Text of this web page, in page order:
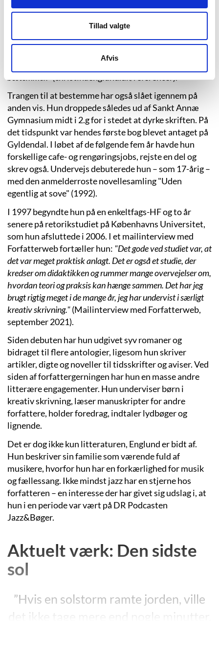
Tillad valgte
Afvis
ikke skete i normale sommerferier.
På sin hjemmeside fortæller hun:
huske, har jeg bokset med skriften. Bokset – men også nydt
at forsvinde ind i fortællingens og fantasiens rum, hvor det
bestemmer."(christinaenglund.dk/referencer).
Trangen til at bestemme har også slået igennem på
anden vis. Hun droppede således ud af Sankt Annæ
Gymnasium midt i 2.g for i stedet at dyrke skriften. På
det tidspunkt var hendes første bog blevet antaget på
Gyldendal. I løbet af de følgende fem år havde hun
forskellige cafe- og rengøringsjobs, rejste en del og
skrev også. Undervejs debuterede hun – som 17-årig –
med den anmelderroste novellesamling "Uden
egentlig at sove" (1992).
I 1997 begyndte hun på en enkeltfags-HF og to år
senere på retorikstudiet på Københavns Universitet,
som hun afsluttede i 2006. I et mailinterview med
Forfatterweb fortæller hun: "Det gode ved studiet var, at
det var meget praktisk anlagt. Det er også et studie, der
kredser om didaktikken og rummer mange overvejelser om,
hvordan teori og praksis kan hænge sammen. Det har jeg
brugt rigtig meget i de mange år, jeg har undervist i særligt
kreativ skrivning."(Mailinterview med Forfatterweb,
september 2021).
Siden debuten har hun udgivet syv romaner og
bidraget til flere antologier, ligesom hun skriver
artikler, digte og noveller til tidsskrifter og aviser. Ved
siden af forfattergerningen har hun en masse andre
litterære engagementer. Hun underviser børn i
kreativ skrivning, læser manuskripter for andre
forfattere, holder foredrag, indtaler lydbøger og
lignende.
Det er dog ikke kun litteraturen, Englund er bidt af.
Hun beskriver sin familie som værende fuld af
musikere, hvorfor hun har en forkærlighed for musik
og fællessang. Ikke mindst jazz har en stjerne hos
forfatteren – en interesse der har givet sig udslag i, at
hun i en periode var vært på DR Podcasten
Jazz&Bøger.
Aktuelt værk: Den sidste
sol
”Hvis en solstorm ramte jorden, ville
det ikke tage mere end nogle minutter,